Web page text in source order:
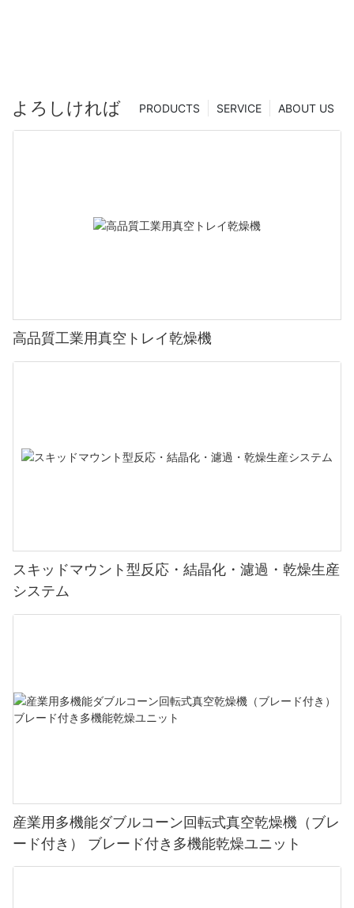
よろしければ ABOUT US
SERVICE
PRODUCTS
高品質工業用真空トレイ乾燥機
スキッドマウント型反応・結晶化・濾過・乾燥生産
システム
産業用多機能ダブルコーン回転式真空乾燥機（ブレ
ード付き） ブレード付き多機能乾燥ユニット